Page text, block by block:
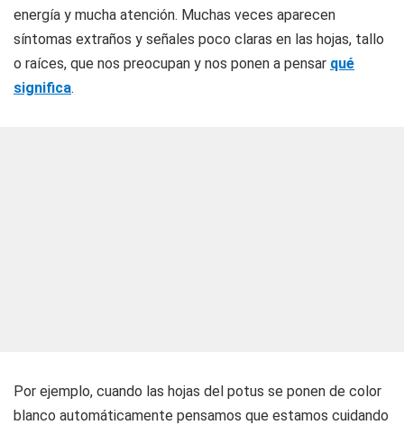
energía y mucha atención. Muchas veces aparecen
síntomas extraños y señales poco claras en las hojas, tallo
o raíces, que nos preocupan y nos ponen a pensar qué
significa.
Por ejemplo, cuando las hojas del potus se ponen de color
blanco automáticamente pensamos que estamos cuidando